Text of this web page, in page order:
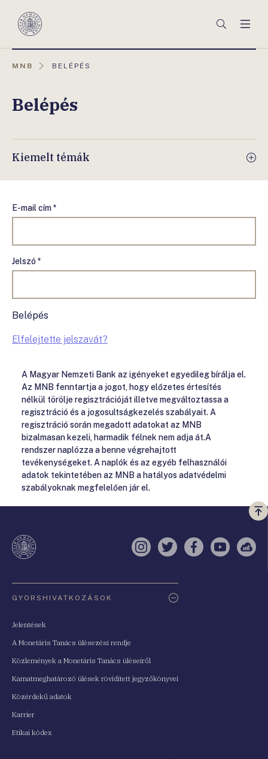
Magyar
Keresés
MNB
AKTUÁLIS
BELÉPÉS
Belépés
Kiemelt témák
E-mail cím *
Jelszó *
Belépés
Elfelejtette jelszavát?
A Magyar Nemzeti Bank az igényeket egyedileg bírálja el.
Az MNB fenntartja a jogot, hogy előzetes értesítés
nélkül törölje regisztrációját illetve megváltoztassa a
regisztráció és a jogosultságkezelés szabályait. A
regisztráció során megadott adatokat az MNB
bizalmasan kezeli, harmadik félnek nem adja át.A
rendszer naplózza a benne végrehajtott
tevékenységeket. A naplók és az egyéb felhasználói
adatok tekintetében az MNB a hatályos adatvédelmi
szabályoknak megfelelően jár el.
a
Instagram
TwitterFacebook
YouTube
GYORSHIVATKOZÁSOK
Jelentések
A Monetáris Tanács ülésezési rendje
Közlemények a Monetáris Tanács üléseiről
Kamatmeghatározó ülések rövidített jegyzőkönyvei
Közérdekű adatok
Karrier
Etikai kódex